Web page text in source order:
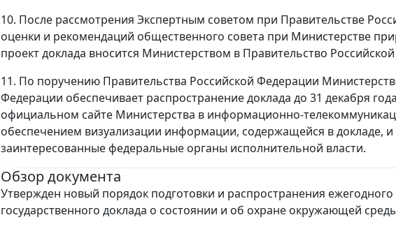
10. После рассмотрения Экспертным советом при Правительстве
оценки и рекомендаций общественного совета при Министерстве
проект доклада вносится Министерством в Правительство
11. По поручению Правительства Российской Федерации
Федерации обеспечивает распространение доклада до 31 декабря
официальном сайте Министерства в информационно-
обеспечением визуализации информации, содержащейся в докладе,
заинтересованные федеральные органы исполнительной власти.
Обзор документа
Утвержден новый порядок подготовки и распространения ежегодного
государственного доклада о состоянии и об охране окружающей